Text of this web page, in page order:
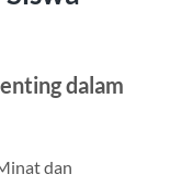
dalam
dan